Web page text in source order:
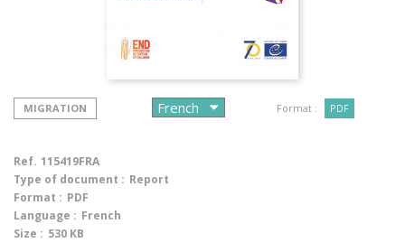
MIGRATION Format : PDF
Ref. 115419FRA
Type of document : Report
Format : PDF
Language : French
Size : 530 KB